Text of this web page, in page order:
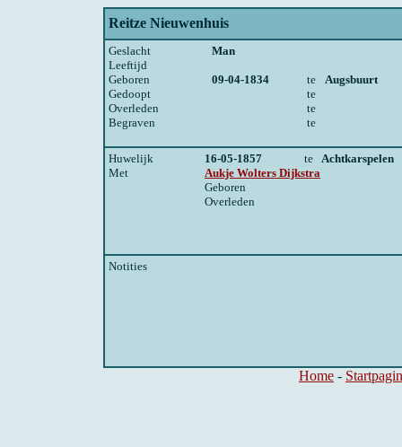
Reitze Nieuwenhuis
Geslacht
Man
Leeftijd
Geboren
09-04-1834 te
Augsbuurt
Gedoopt
te
Overleden
te
Begraven
te
Huwelijk 16-05-1857 te Achtkarspelen
Met
Aukje Wolters Dijkstra
Geboren
Overleden
Notities
Home -